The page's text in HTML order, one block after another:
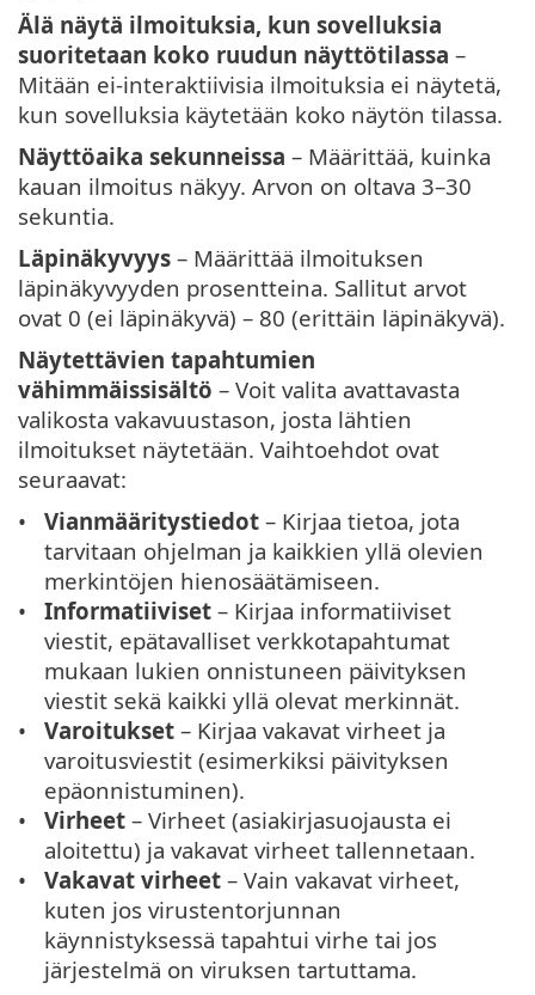
Älä näytä ilmoituksia, kun sovelluksia
suoritetaan koko ruudun näyttötilassa –
Mitään ei-interaktiivisia ilmoituksia ei näytetä,
kun sovelluksia käytetään koko näytön tilassa.
Näyttöaika sekunneissa – Määrittää, kuinka
kauan ilmoitus näkyy. Arvon on oltava 3–30
sekuntia.
Läpinäkyvyys – Määrittää ilmoituksen
läpinäkyvyyden prosentteina. Sallitut arvot
ovat 0 (ei läpinäkyvä) – 80 (erittäin läpinäkyvä).
Näytettävien tapahtumien
vähimmäissisältö – Voit valita avattavasta
valikosta vakavuustason, josta lähtien
ilmoitukset näytetään. Vaihtoehdot ovat
seuraavat:
Vianmääritystiedot – Kirjaa tietoa, jota
tarvitaan ohjelman ja kaikkien yllä olevien
merkintöjen hienosäätämiseen.
Informatiiviset – Kirjaa informatiiviset
viestit, epätavalliset verkkotapahtumat
mukaan lukien onnistuneen päivityksen
viestit sekä kaikki yllä olevat merkinnät.
Varoitukset – Kirjaa vakavat virheet ja
varoitusviestit (esimerkiksi päivityksen
epäonnistuminen).
Virheet – Virheet (asiakirjasuojausta ei
aloitettu) ja vakavat virheet tallennetaan.
Vakavat virheet – Vain vakavat virheet,
kuten jos virustentorjunnan
käynnistyksessä tapahtui virhe tai jos
järjestelmä on viruksen tartuttama.